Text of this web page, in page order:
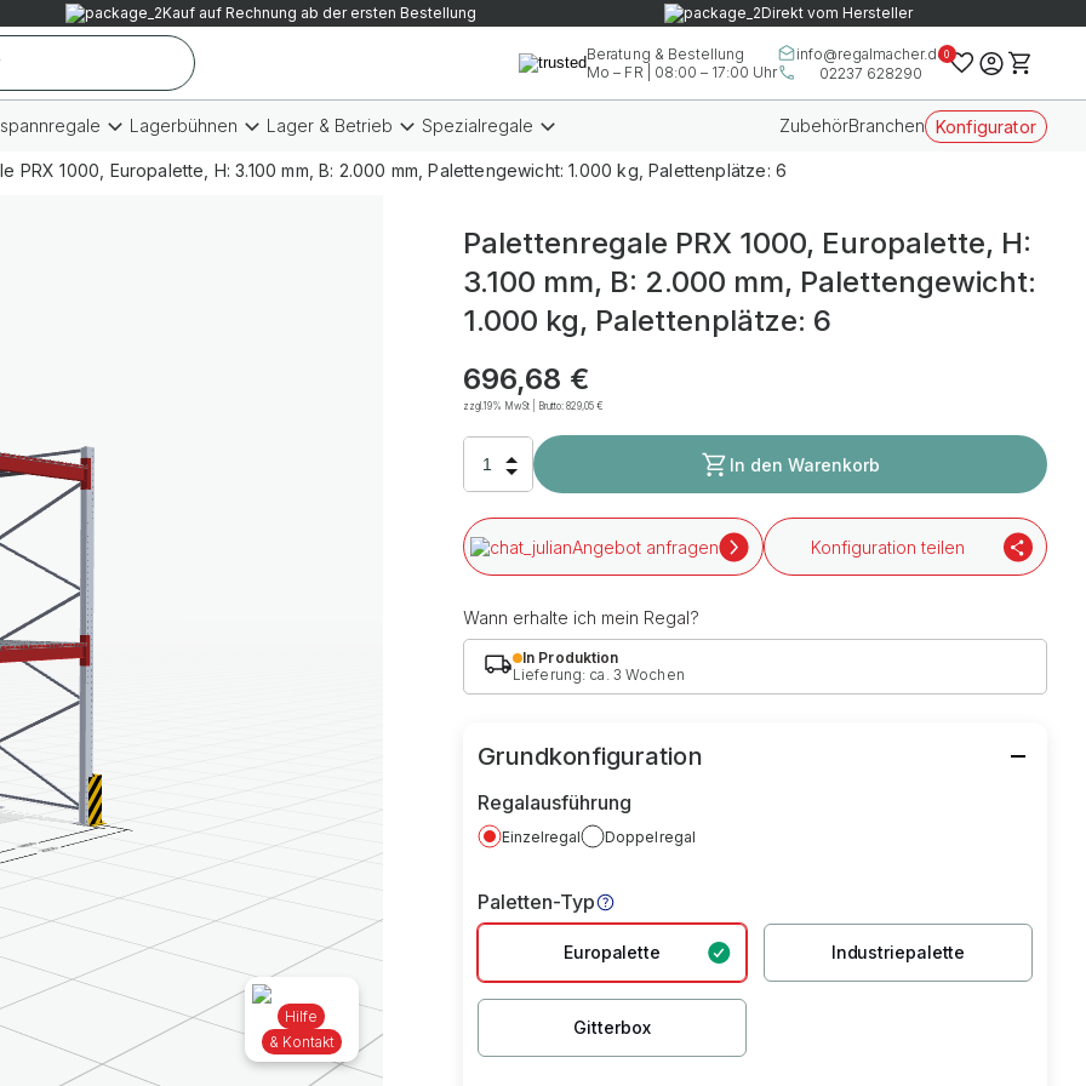
Kauf auf Rechnung ab der ersten Bestellung Direkt vom Hersteller
Beratung & Bestellung
Mo – FR | 08:00 – 17:00 Uhr
info@regalmacher.de
02237 628290
0
Lagerbühnen Lager & Betrieb Spezialregale ZubehörBranchen Konfigurator
PRX 1000, Europalette, H: 3.100 mm, B: 2.000 mm, Palettengewicht: 1.000 kg, Palettenplätze: 6
Hilfe
& Kontakt
Palettenregale PRX 1000, Europalette, H:
3.100 mm, B: 2.000 mm, Palettengewicht:
1.000 kg, Palettenplätze: 6
696,68 €
zzgl.19% MwSt | Brutto:829,05 €
In den Warenkorb
Angebot anfragen Konfiguration teilen
Wann erhalte ich mein Regal?
In Produktion
Lieferung: ca. 3 Wochen
Grundkonfiguration
Regalausführung
Einzelregal Doppelregal
Paletten-Typ
Europalette Industriepalette
Gitterbox